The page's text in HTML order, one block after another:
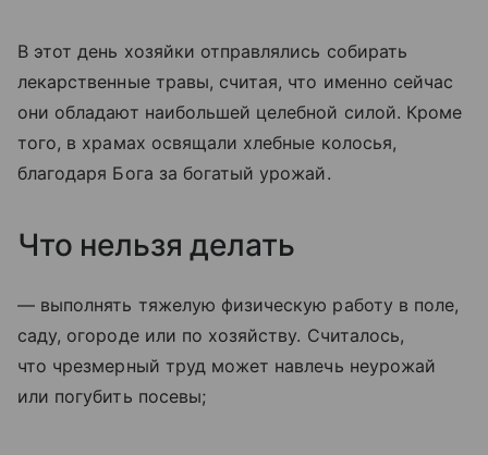
В этот день хозяйки отправлялись собирать
лекарственные травы, считая, что именно сейчас
они обладают наибольшей целебной силой. Кроме
того, в храмах освящали хлебные колосья,
благодаря Бога за богатый урожай.
Что нельзя делать
— выполнять тяжелую физическую работу в поле,
саду, огороде или по хозяйству. Считалось,
что чрезмерный труд может навлечь неурожай
или погубить посевы;